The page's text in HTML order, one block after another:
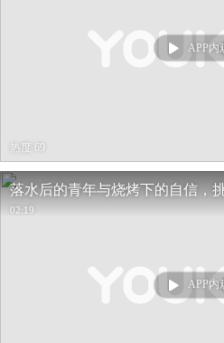
APP内
热度 69
落水后的青年与烧烤下的自信，
02:19
APP内